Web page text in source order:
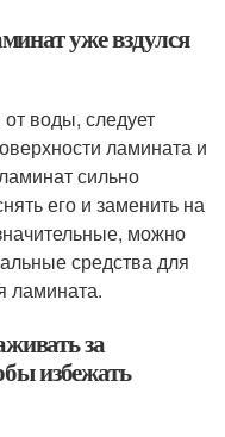
уже вздулся
воды, следует
ламината и
сильно
его и заменить на
можно
средства для
ламината.
за
избежать